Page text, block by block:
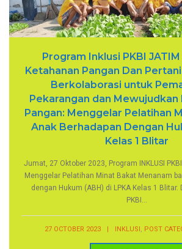
Program Inklusi PKBI
Ketahanan Pangan Dan
Berkolaborasi untuk
Pekarangan dan Mewujudkan
Pangan: Menggelar Pelatihan
Anak Berhadapan Dengan
Kelas 1 Blitar
Jumat, 27 Oktober 2023, Program INKLUSI
Menggelar Pelatihan Minat Bakat Menanam
dengan Hukum (ABH) di LPKA Kelas 1
PKBI...
27 OCTOBER 2023 | INKLUSI, POST